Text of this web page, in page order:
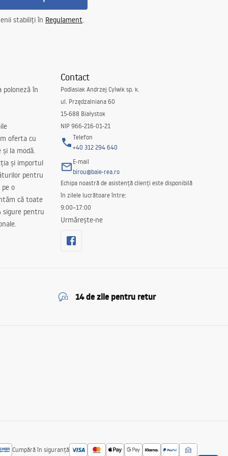
stabiliți în Regulament.
poloneză în
oferta cu
la modă.
și importul
pentru
pe o
că toate
sigure pentru
Contact
Podlasiak Andrzej Cylwik sp. k.
ul. Przędzalniana 60
15-688 Białystok
NIP 966-216-01-21
Telefon
+40 312 294 640
E-mail
birou@baie-rea.ro
Echipa noastră de asistență clienți este disponibilă
în zilele lucrătoare între:
9:00–17:00
Urmărește-ne
14 de zile pentru retur
Cumpără în siguranță